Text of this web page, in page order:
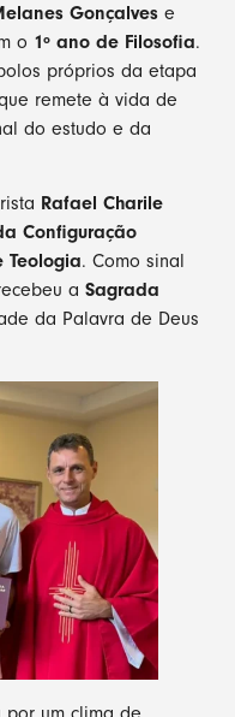
Gonçalves e
o 1º ano de Filosofia.
próprios da etapa
remete à vida de
do estudo e da
Rafael Charile
Configuração
Teologia. Como sinal
a Sagrada
da Palavra de Deus